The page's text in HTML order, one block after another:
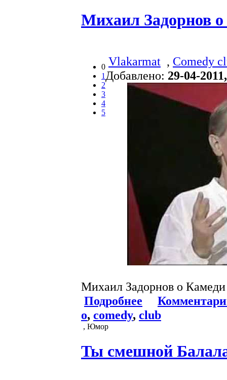
Михаил Задорнов
0
1
2
3
4
5
Vlakarmat , Comedy
Добавлено: 29-04-
Михаил Задорнов о
Подробнее
o, comedy, club
, Юмор
Ты смешной